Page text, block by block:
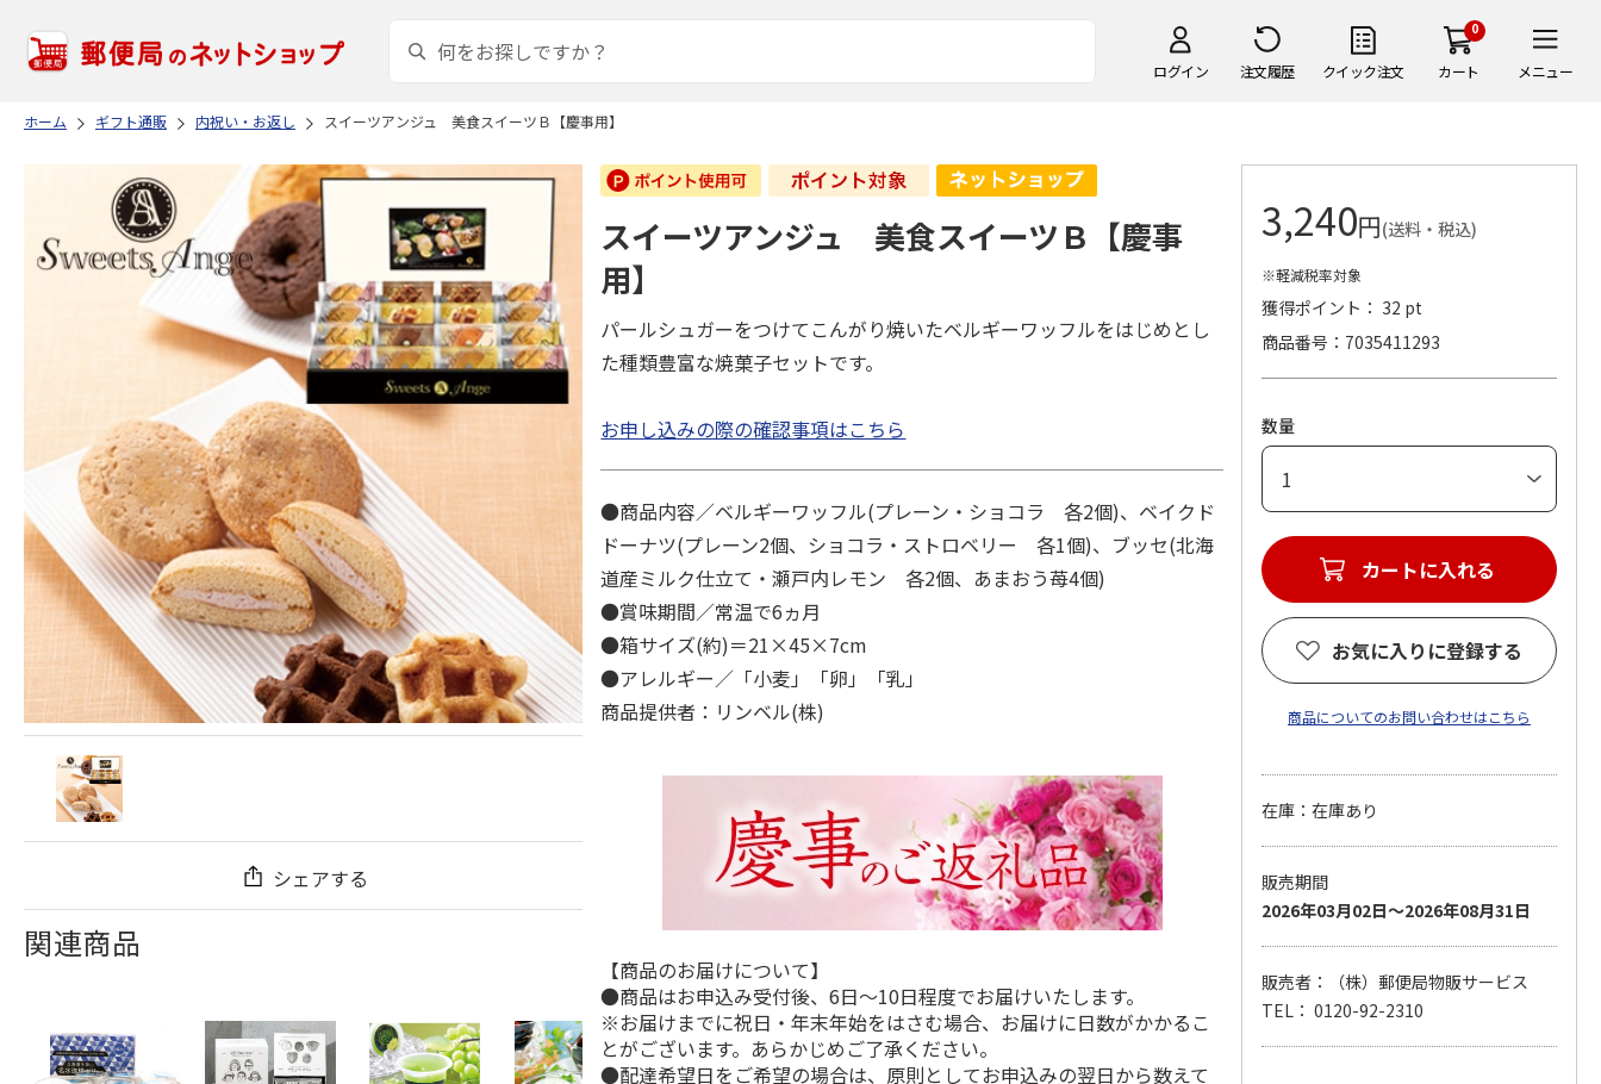
ログイン 注文履歴 クイック注文
0
カート メニュー
ホーム ギフト通販 内祝い・お返し スイーツアンジュ 美食スイーツＢ【慶事用】
シェアする
関連商品
スイーツアンジュ 美食スイーツＢ【慶事
用】
パールシュガーをつけてこんがり焼いたベルギーワッフルをはじめとし
た種類豊富な焼菓子セットです。
お申し込みの際の確認事項はこちら
●商品内容／ベルギーワッフル(プレーン・ショコラ 各2個)、ベイクド
ドーナツ(プレーン2個、ショコラ・ストロベリー 各1個)、ブッセ(北海
道産ミルク仕立て・瀬戸内レモン 各2個、あまおう苺4個)
●賞味期間／常温で6ヵ月
●箱サイズ(約)＝21×45×7cm
●アレルギー／「小麦」「卵」「乳」
商品提供者：リンベル(株)
【商品のお届けについて】
●商品はお申込み受付後、6日～10日程度でお届けいたします。
※お届けまでに祝日・年末年始をはさむ場合、お届けに日数がかかるこ
とがございます。あらかじめご了承ください。
●配達希望日をご希望の場合は、原則としてお申込みの翌日から数えて
3,240円(送料・税込)
※軽減税率対象
獲得ポイント： 32 pt
商品番号
7035411293
数量
カートに入れる
お気に入りに登録する
商品についてのお問い合わせはこちら
在庫：在庫あり
販売期間
2026年03月02日～2026年08月31日
販売者：（株）郵便局物販サービス
TEL： 0120-92-2310